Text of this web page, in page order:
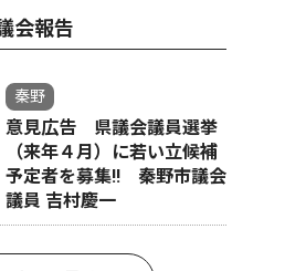
会報告
秦野
意見広告 県議会議員選挙
（来年４月）に若い立候補
予定者を募集‼ 秦野市議会
議員 吉村慶一